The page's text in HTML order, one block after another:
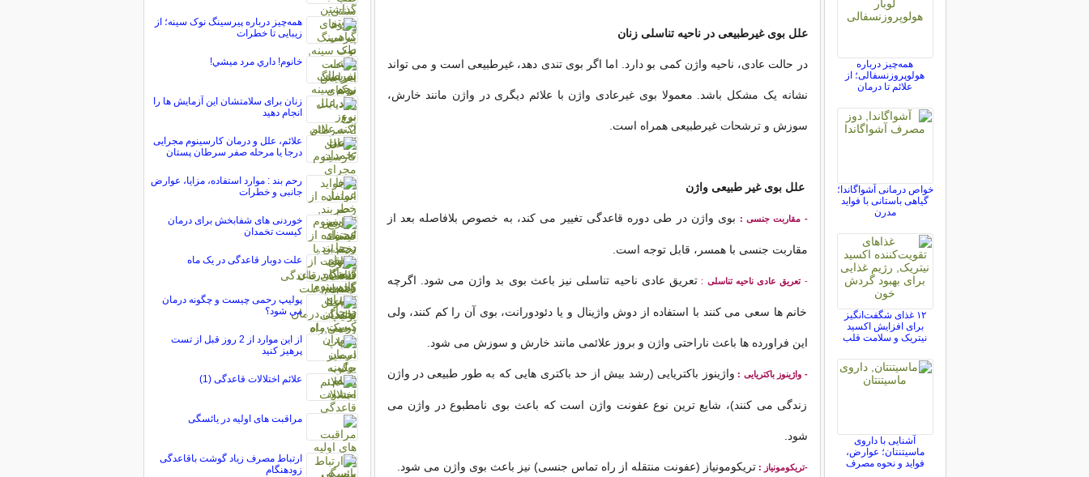
علل بوی غیرطبیعی در ناحیه تناسلی زنان
در حالت عادی، ناحیه واژن کمی بو دارد. اما اگر بوی تندی دهد، غیرطبیعی است و می تواند
نشانه یک مشکل باشد. معمولا بوی غیرعادی واژن با علائم دیگری در واژن مانند خارش،
سوزش و ترشحات غیرطبیعی همراه است.
علل بوی غیر طبیعی واژن
- مقاربت جنسی : بوی واژن در طی دوره قاعدگی تغییر می کند، به خصوص بلافاصله بعد از
مقاربت جنسی با همسر، قابل توجه است.
-تعریق عادی ناحیه تناسلی : تعریق عادی ناحیه تناسلی نیز باعث بوی بد واژن می شود. اگرچه
خانم ها سعی می کنند با استفاده از دوش واژینال و یا دئودورانت، بوی آن را کم کنند، ولی
این فراورده ها باعث ناراحتی واژن و بروز علائمی مانند خارش و سوزش می شود.
- واژینوز باکتریایی : واژینوز باکتریایی (رشد بیش از حد باکتری هایی که به طور طبیعی در واژن
زندگی می کنند)، شایع ترین نوع عفونت واژن است که باعث بوی نامطبوع در واژن می
شود.
-تریکومونیاز : تریکومونیاز (عفونت منتقله از راه تماس جنسی) نیز باعث بوی واژن می شود.
همه‌چیز درباره
هولوپروزنسفالی؛ از
علائم تا درمان
خواص درمانی آشواگاندا؛
گیاهی باستانی با فواید
مدرن
۱۲ غذای شگفت‌انگیز
برای افزایش اکسید
نیتریک و سلامت قلب
آشنایی با داروی
ماسیتنتان؛ عوارض،
فواید و نحوه مصرف
همه‌چیز درباره پیرسینگ نوک سینه؛ از
زیبایی تا خطرات
خانوم! ‌داري مرد ميشي!
زنان برای سلامتشان این آزمایش ها را
انجام دهید
علائم، علل و درمان کارسینوم مجرایی
درجا یا مرحله صفر سرطان پستان
رحم بند : موارد استفاده، مزایا، عوارض
جانبی و خطرات
خوردنی های شفابخش برای درمان
کیست تخمدان
علت دوبار قاعدگی در یک ماه
پولیپ رحمی چیست و چگونه درمان
می شود؟
از این موارد از 2 روز قبل از تست
پرهیز کنید
علائم اختلالات قاعدگی (1)
مراقبت های اولیه در یائسگی
ارتباط مصرف زیاد گوشت باقاعدگی
زود‌هنگام